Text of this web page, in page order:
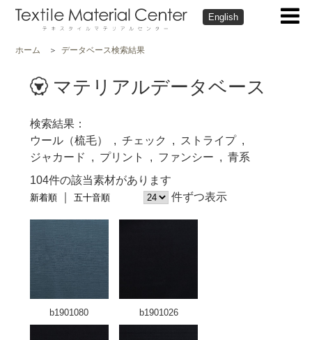
English
ホーム データベース検索結果
マテリアルデータベース
検索結果
ウール（梳毛）
チェック
ストライプ
ジャカード
プリント ファンシー
青系
104件の該当素材があります
新着順 五十音順 件ずつ表示
b1901080 b1901026